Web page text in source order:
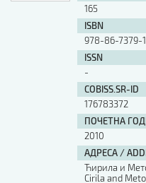
165
ISBN
978-86-7379-
ISSN
-
COBISS.SR-ID
176783372
ПОЧЕТНА
2010
АДРЕСА /
Ћирила и
Cirila and